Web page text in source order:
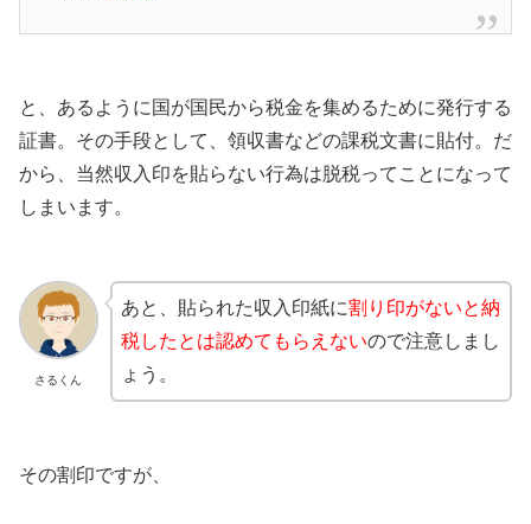
と、あるように国が国民から税金を集めるために発行する
証書。その手段として、領収書などの課税文書に貼付。だ
から、当然収入印を貼らない行為は脱税ってことになって
しまいます。
さるくん
あと、貼られた収入印紙に割り印がないと納
税したとは認めてもらえないので注意しまし
ょう。
その割印ですが、